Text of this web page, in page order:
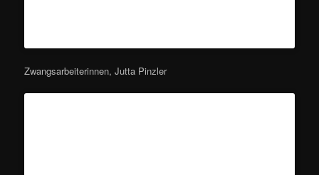
Zwangsarbeiterinnen, Jutta Pinzler